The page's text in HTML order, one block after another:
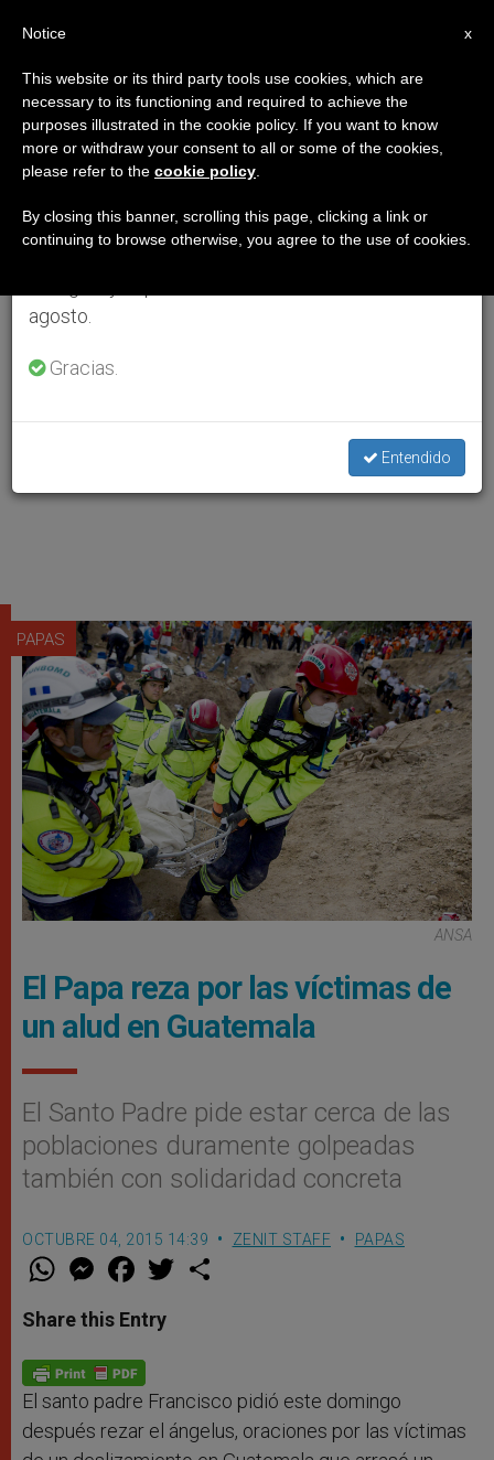
PAPAS
ANSA
El Papa reza por las víctimas de
un alud en Guatemala
El Santo Padre pide estar cerca de las
poblaciones duramente golpeadas
también con solidaridad concreta
OCTUBRE 04, 2015 14:39 ZENIT STAFF PAPAS
W
t
s
p
p
M
e
s
e
g
e
r
F
a
e
b
o
k
w
Share this Entry
El santo padre Francisco pidió este domingo
después rezar el ángelus, oraciones por las víctimas
×
Aviso importante
Del 27 de julio al 7 de agosto haremos la pausa
anual, aprovechando que en el periodo de verano
se generan menos informaciones y también el
agosto.
Gracias.
Entendido
x
Notice
This website or its third party tools use cookies, which are
necessary to its functioning and required to achieve the
purposes illustrated in the cookie policy. If you want to know
more or withdraw your consent to all or some of the cookies,
please refer to the cookie policy
By closing this banner, scrolling this page, clicking a link or
continuing to browse otherwise, you agree to the use of cookies.